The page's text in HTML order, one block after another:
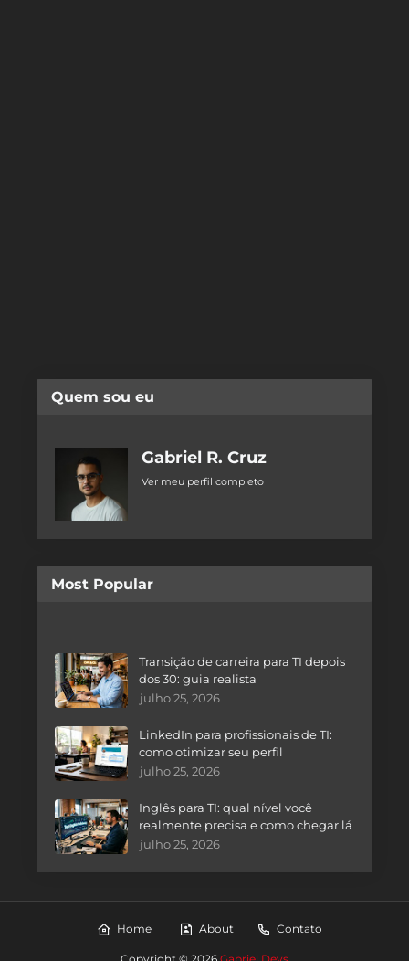
Quem sou eu
Gabriel R. Cruz
Ver meu perfil completo
Most Popular
Transição de carreira para TI depois
dos 30: guia realista
julho 25, 2026
LinkedIn para profissionais de TI:
como otimizar seu perfil
julho 25, 2026
Inglês para TI: qual nível você
realmente precisa e como chegar lá
julho 25, 2026
Home About Contato